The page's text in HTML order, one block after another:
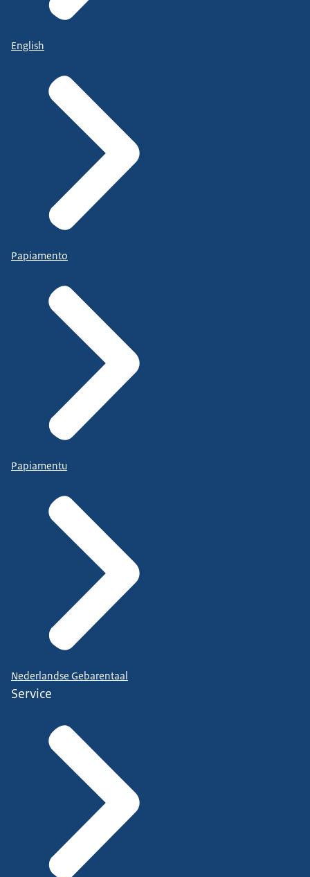
English
Papiamento
Papiamentu
Nederlandse Gebarentaal
Service